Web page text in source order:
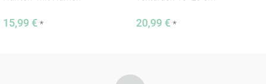
15,99 € * 20,99 € *